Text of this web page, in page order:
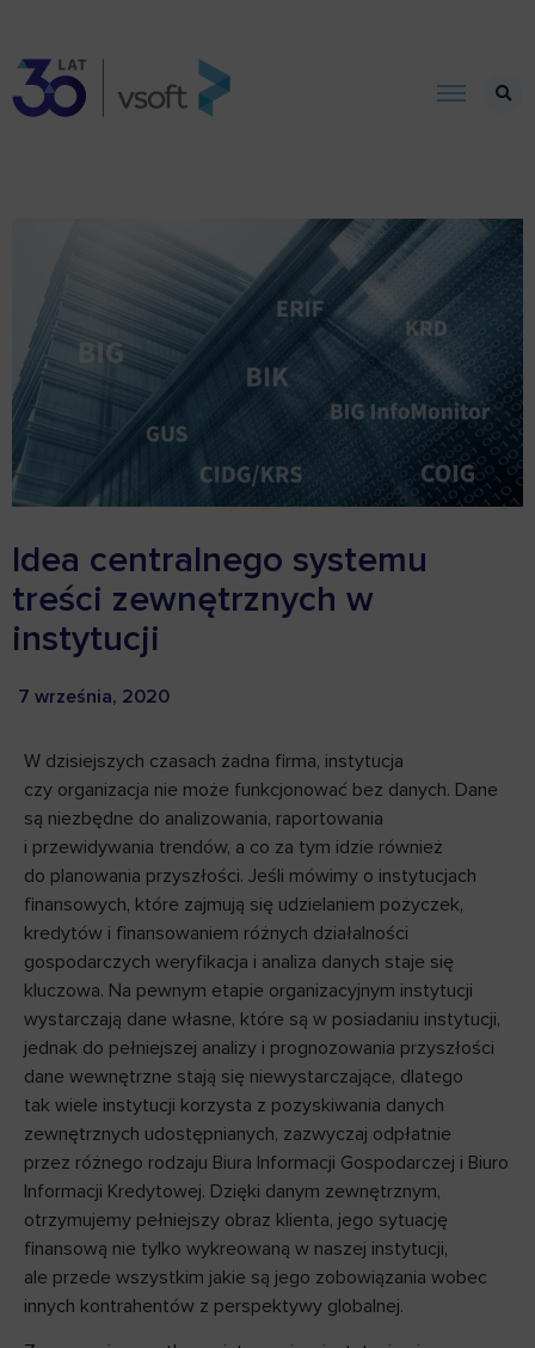
Idea centralnego systemu
treści zewnętrznych w
instytucji
7 września, 2020
W dzisiejszych czasach żadna firma, instytucja
czy organizacja nie może funkcjonować bez danych. Dane
są niezbędne do analizowania, raportowania
i przewidywania trendów, a co za tym idzie również
do planowania przyszłości. Jeśli mówimy o instytucjach
finansowych, które zajmują się udzielaniem pożyczek,
kredytów i finansowaniem różnych działalności
gospodarczych weryfikacja i analiza danych staje się
kluczowa. Na pewnym etapie organizacyjnym instytucji
wystarczają dane własne, które są w posiadaniu instytucji,
jednak do pełniejszej analizy i prognozowania przyszłości
dane wewnętrzne stają się niewystarczające, dlatego
tak wiele instytucji korzysta z pozyskiwania danych
zewnętrznych udostępnianych, zazwyczaj odpłatnie
przez różnego rodzaju Biura Informacji Gospodarczej i Biuro
Informacji Kredytowej. Dzięki danym zewnętrznym,
otrzymujemy pełniejszy obraz klienta, jego sytuację
finansową nie tylko wykreowaną w naszej instytucji,
ale przede wszystkim jakie są jego zobowiązania wobec
innych kontrahentów z perspektywy globalnej.